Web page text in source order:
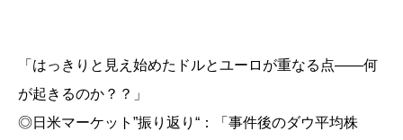
「はっきりと見え始めたドルとユーロが重なる点――何
が起きるのか？？」
◎日米マーケット”振り返り“：「事件後のダウ平均株